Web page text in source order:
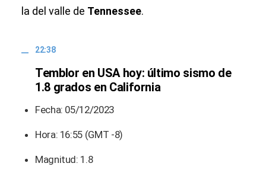
la del valle de Tennessee.
22:38
Temblor en USA hoy: último sismo de
1.8 grados en California
Fecha: 05/12/2023
Hora: 16:55 (GMT -8)
Magnitud: 1.8